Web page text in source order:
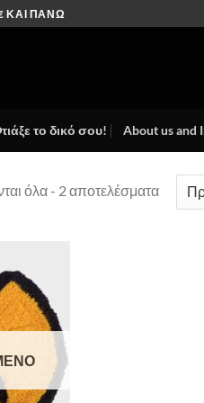
ΚΑΙ ΠΑΝΩ
το δικό σου! About us and
όλα - 2 αποτελέσματα
Πρόσθήκη
στην λίστα
επιθυμιών